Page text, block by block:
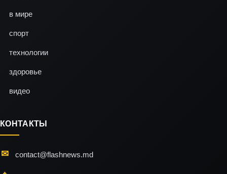
в мире
спорт
технологии
здоровье
видео
КОНТАКТЫ
contact@flashnews.md